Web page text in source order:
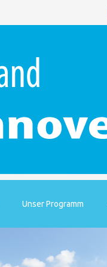
Unser Programm